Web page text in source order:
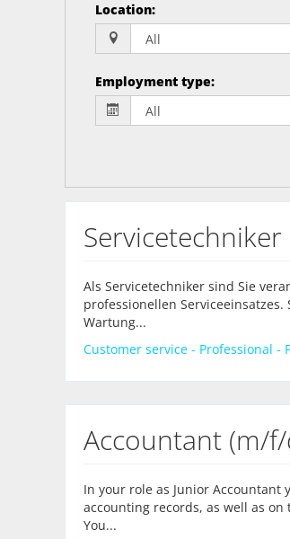
Location:
Employment type:
Als Servicetechniker sind Sie
professionellen
Wartung...
Customer service - Professional
Accountant (m/
In your role as Junior
accounting records, as well as
You...